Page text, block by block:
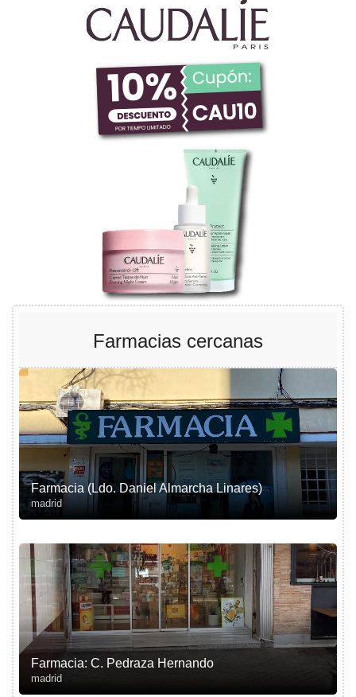
Farmacias cercanas
Farmacia (Ldo. Daniel Almarcha Linares)
madrid
Farmacia: C. Pedraza Hernando
madrid